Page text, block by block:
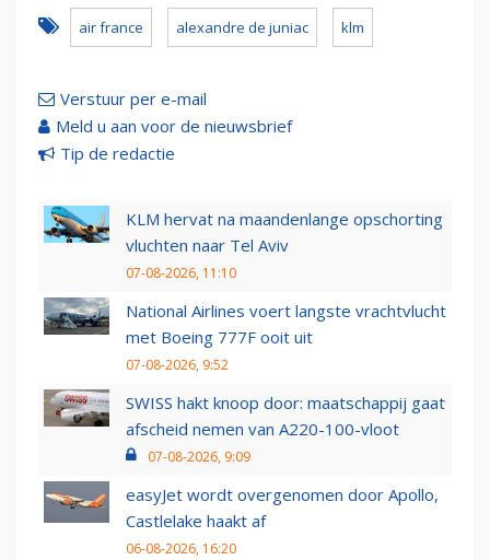
air france alexandre de juniac klm
Verstuur per e-mail
Meld u aan voor de nieuwsbrief
Tip de redactie
KLM hervat na maandenlange opschorting
vluchten naar Tel Aviv
07-08-2026, 11:10
National Airlines voert langste vrachtvlucht
met Boeing 777F ooit uit
07-08-2026, 9:52
SWISS hakt knoop door: maatschappij gaat
afscheid nemen van A220-100-vloot
07-08-2026, 9:09
easyJet wordt overgenomen door Apollo,
Castlelake haakt af
06-08-2026, 16:20